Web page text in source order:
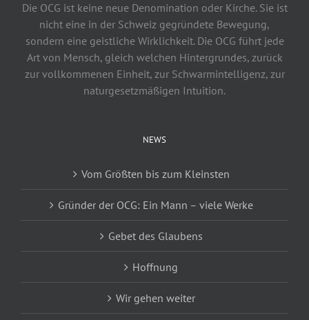
Die OCG ist keine neue Denomination oder Kirche. Sie ist
nicht eine in der Schweiz gegründete Bewegung,
sondern eine geistliche Wirklichkeit. Die OCG führt jede
Art von Mensch, gleich welchen Hintergrundes, zurück
zur vollkommenen Einheit, zur Schwarmintelligenz, zur
naturgesetzmäßigen Intuition.
NEWS
Vom Größten bis zum Kleinsten
Gründer der OCG: Ein Mann – viele Werke
Gebet des Glaubens
Hoffnung
Wir gehen weiter